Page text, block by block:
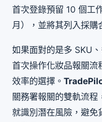
首次登錄預留 10 個工
月），並將其列入採購
如果面對的是多 SKU
首次操作化妝品報關
效率的選擇。
關務署報關的雙軌流
就識別潛在風險，避免